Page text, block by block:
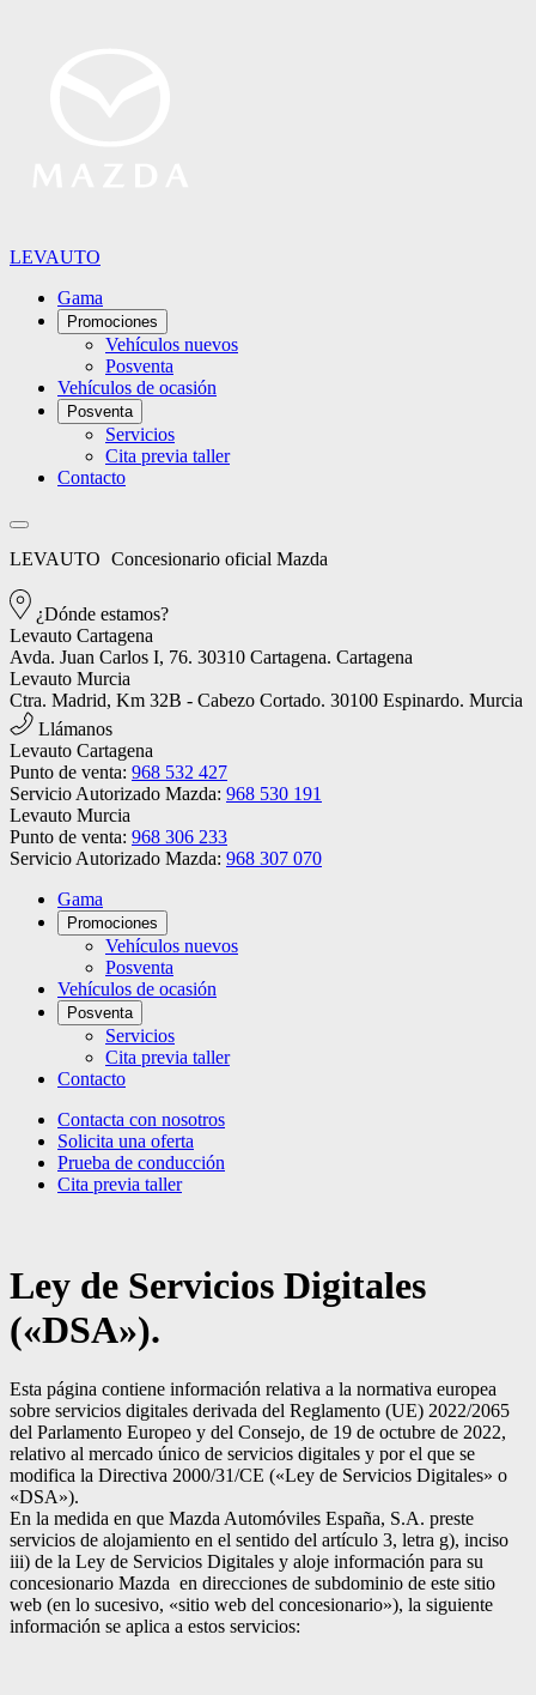
LEVAUTO
Gama
Promociones
Vehículos nuevos
Posventa
Vehículos de ocasión
Posventa
Servicios
Cita previa taller
Contacto
LEVAUTO Concesionario oficial Mazda
¿Dónde estamos?
Levauto Cartagena
Avda. Juan Carlos I, 76. 30310 Cartagena. Cartagena
Levauto Murcia
Ctra. Madrid, Km 32B - Cabezo Cortado. 30100 Espinardo. Murcia
Llámanos
Levauto Cartagena
Punto de venta: 968 532 427
Servicio Autorizado Mazda: 968 530 191
Levauto Murcia
Punto de venta: 968 306 233
Servicio Autorizado Mazda: 968 307 070
Gama
Promociones
Vehículos nuevos
Posventa
Vehículos de ocasión
Posventa
Servicios
Cita previa taller
Contacto
Contacta con nosotros
Solicita una oferta
Prueba de conducción
Cita previa taller
Ley de Servicios Digitales
(«DSA»).
Esta página contiene información relativa a la normativa europea
sobre servicios digitales derivada del Reglamento (UE) 2022/2065
del Parlamento Europeo y del Consejo, de 19 de octubre de 2022,
relativo al mercado único de servicios digitales y por el que se
modifica la Directiva 2000/31/CE («Ley de Servicios Digitales» o
«DSA»).
En la medida en que Mazda Automóviles España, S.A. preste
servicios de alojamiento en el sentido del artículo 3, letra g), inciso
iii) de la Ley de Servicios Digitales y aloje información para su
concesionario Mazda en direcciones de subdominio de este sitio
web (en lo sucesivo, «sitio web del concesionario»), la siguiente
información se aplica a estos servicios: